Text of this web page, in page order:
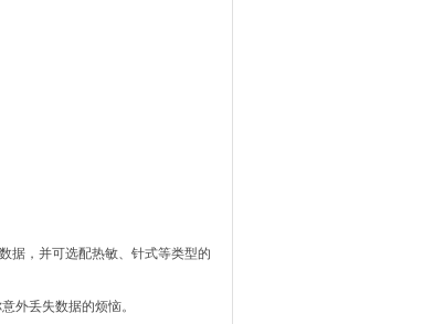
据，并可选配热敏、针式等类型的
外丢失数据的烦恼。